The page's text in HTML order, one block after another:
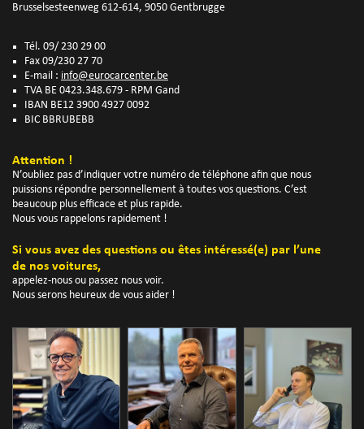
Brusselsesteenweg 612-614, 9050 Gentbrugge
Tél. 09/ 230 29 00
Fax 09/230 27 70
E-mail : info@eurocarcenter.be
TVA BE 0423.348.679 - RPM Gand
IBAN BE12 3900 4927 0092
BIC BBRUBEBB
Attention !
N’oubliez pas d’indiquer votre numéro de téléphone afin que nous
puissions répondre personnellement à toutes vos questions. C’est
beaucoup plus efficace et plus rapide.
Nous vous rappelons rapidement !
Si vous avez des questions ou êtes intéressé(e) par l’une
de nos voitures,
appelez-nous ou passez nous voir.
Nous serons heureux de vous aider !